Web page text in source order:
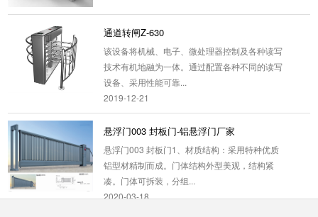
通道转闸Z-630
该设备将机械、电子、微处理器控制及各种读写
技术有机地融为一体。通过配置各种不同的读写
设备、采用性能可靠...
2019-12-21
悬浮门003 封板门-铝悬浮门厂家
悬浮门003 封板门1、材质结构：采用特种优质
铝型材精制而成。门体结构外型美观，结构紧
凑。门体可拆装，分组...
2020-03-18